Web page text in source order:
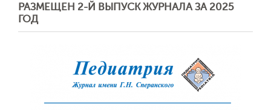
РАЗМЕЩЕН 2-Й ВЫПУСК ЖУРНАЛА ЗА 2025
ГОД